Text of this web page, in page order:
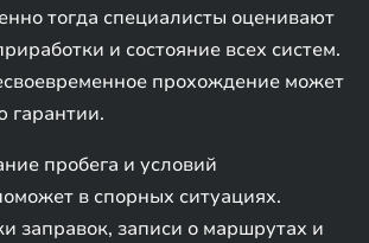
тогда специалисты оценивают
и состояние всех систем.
прохождение может
гарантии.
пробега и условий
в спорных ситуациях.
заправок, записи о маршрутах и